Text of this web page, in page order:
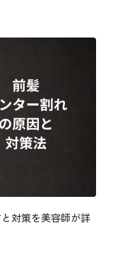
対策を美容師が詳